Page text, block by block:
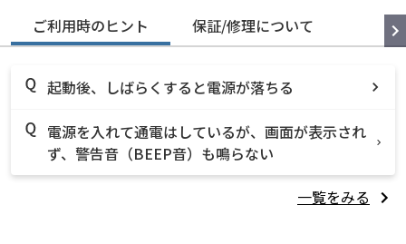
ご利用時のヒント 保証/修理について
起動後、しばらくすると電源が落ちる
電源を入れて通電はしているが、画面が表示され
ず、警告音（BEEP音）も鳴らない
一覧をみる